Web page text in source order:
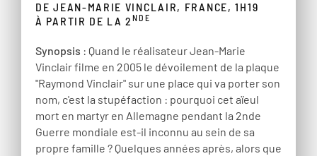
DE JEAN-MARIE VINCLAIR, FRANCE, 1H19
À PARTIR DE LA 2NDE
Synopsis : Quand le réalisateur Jean-Marie
Vinclair filme en 2005 le dévoilement de la plaque
"Raymond Vinclair" sur une place qui va porter son
nom, c'est la stupéfaction : pourquoi cet aïeul
mort en martyr en Allemagne pendant la 2nde
Guerre mondiale est-il inconnu au sein de sa
propre famille ? Quelques années après, alors que